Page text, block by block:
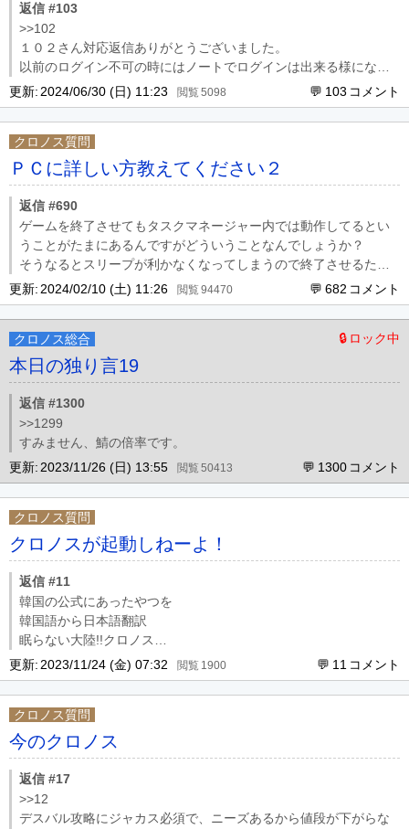
返信 #103
>>102
１０２さん対応返信ありがとうございました。
以前のログイン不可の時にはノートでログインは出来る様になっ
たけど今回はそろそろ厳しいくなってきたので諦めようと思いま
す。
全削除＆再インストールその他設定繰り返すのに疲れました。
対応してくださった皆様有難う御座いました。
それではまたどこかで
更新: 2024/06/30 (日) 11:23 5098 103
クロノス質問
ＰＣに詳しい方教えてください２
返信 #690
ゲームを終了させてもタスクマネージャー内では動作してるとい
うことがたまにあるんですがどういうことなんでしょうか？
そうなるとスリープが利かなくなってしまうので終了させるたび
に確認して見つけたら手動で終了させてるんですが面倒で困って
ます。何か対処法はありませんか？
更新: 2024/02/10 (土) 11:26 94470 682
クロノス総合 ロック中
本日の独り言19
返信 #1300
>>1299
すみません、鯖の倍率です。
更新: 2023/11/26 (日) 13:55 50413 1300
クロノス質問
クロノスが起動しねーよ！
返信 #11
韓国の公式にあったやつを
韓国語から日本語翻訳
眠らない大陸!!クロノス
こんにちは！クロノスチームからお知らせします。
現在、ゲーム実行不可関連の問題が発生し、下記リンクから該当
ファイルのインストールをお願いいたします。
【リンク案内】
https://learn.microsoft.com/ja
更新: 2023/11/24 (金) 07:32 1900 11
クロノス質問
今のクロノス
返信 #17
>>12
デスバル攻略にジャカス必須で、ニーズあるから値段が下がらな